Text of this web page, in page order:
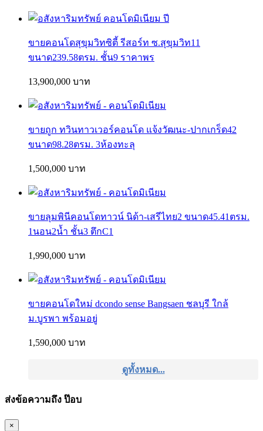
ขายคอนโดสุขุมวิทซิตี้ รีสอร์ท ซ.สุขุมวิท11
ขนาด239.58ตรม. ชั้น9 ราคาพร
13,900,000 บาท
ขายถูก ทวินทาวเวอร์คอนโด แจ้งวัฒนะ-ปากเกร็ด42
ขนาด98.28ตรม. 3ห้องทะลุ
1,500,000 บาท
ขายลุมพินีคอนโดทาวน์ นิด้า-เสรีไทย2 ขนาด45.41ตรม.
1นอน2น้ำ ชั้น3 ตึกC1
1,990,000 บาท
ขายคอนโดใหม่ dcondo sense Bangsaen ชลบุรี ใกล้
ม.บูรพา พร้อมอยู่
1,590,000 บาท
ดูทั้งหมด...
ส่งข้อความถึง ป๊อบ
×